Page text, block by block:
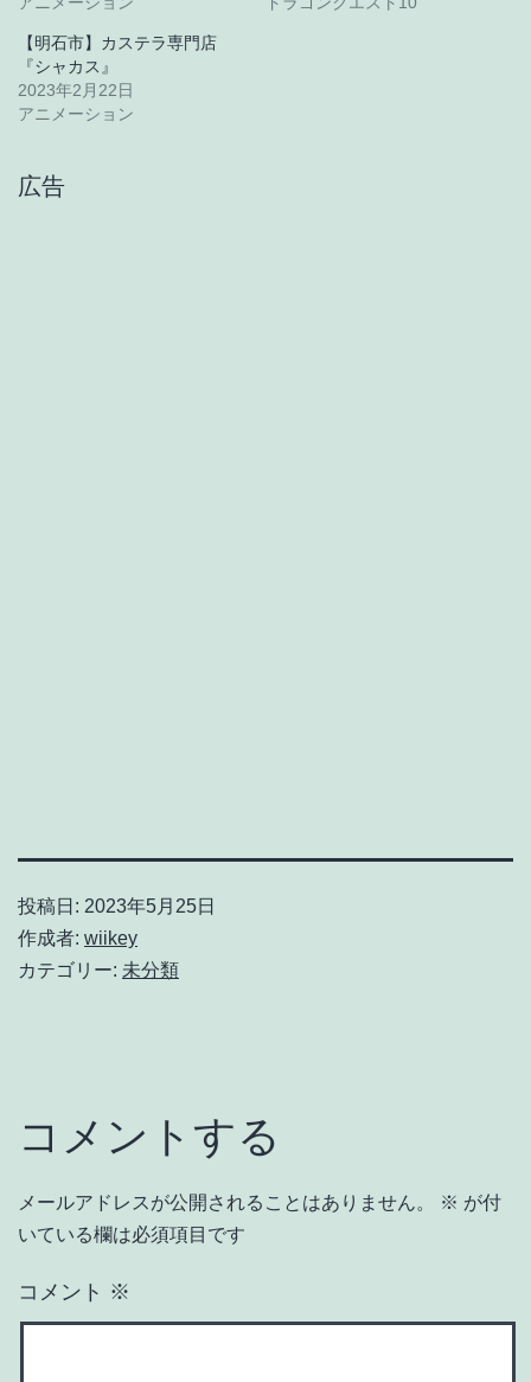
【明石市】カステラ専門店
『シャカス』
2023年2月22日
アニメーション
広告
投稿日: 2023年5月25日
作成者: wiikey
カテゴリー: 未分類
コメントする
メールアドレスが公開されることはありません。 ※ が付
いている欄は必須項目です
コメント ※